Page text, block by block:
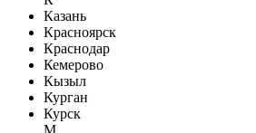
Казань
Красноярск
Краснодар
Кемерово
Кызыл
Курган
Курск